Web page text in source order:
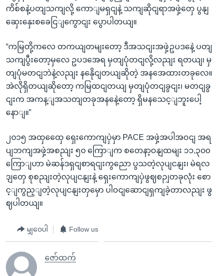
ကိစ်စနဲ့ပတျသကျလို့ ကောျမရှငျနဲ့ သကျဆိုငျရာအဖှဲ့တှေ ပွနျ
ဆှေးနှေးစခေငြျကွောငျး ပွောပါတယျ။
“ကမြတို့ကလေ တကယျတမျးတော့ ဒီအသငျးအဖှဲ့ဥပဒနေဲ့ ပတျ
သကျပွီးတော့မှလေ ဥပဒအေရ မှတျပုံတငျလို့လညျး ရတယျ၊ မှ
တျပုံမတငျဘဲနဲ့လညျး နနေိုငျတယျဆိုတဲ့ အနအေထားတခုလေ။
အဲလိုရှိတယျဆိုတော့ ကမြထငျတယျ မှတျပုံတငျခွငျး၊ မတငျခွ
ငျးက အကန့ျအသတျတခုအနနေဲ့တော့ ရှိမနသေင့ျဘူးပေါ့
နောျ။”
၂၀၁၅ အထှထှေေ ရှေးကောကျပှဲမှာ PACE အဖှဲ့အပါအဝငျ အရ
ပျဘကျအဖှဲ့အစညျး ၅၀ ကြောျက စတေနာ့ဝနျထမျး ၁၁,၃၀၀
ကြောျဟာ မဲဆန်ဒရှငျစာရငျးကွညော ပွသတဲ့လုပျငနျး၊ မဲရလ
ဒျတှေ စုစညျးတဲ့လုပျငနျးနဲ့ ရှေးကောကျပှဲဖွဈစဉျတခုလုံး စော
င့ျကွည့ျတဲ့လုပျငနျးတှမှော ပါဝငျဆောငျရှကျခဲ့တာလညျး ဖွ
ဈပါတယျ။
မျှဝေပါ Follow us
ဇော်ထက်